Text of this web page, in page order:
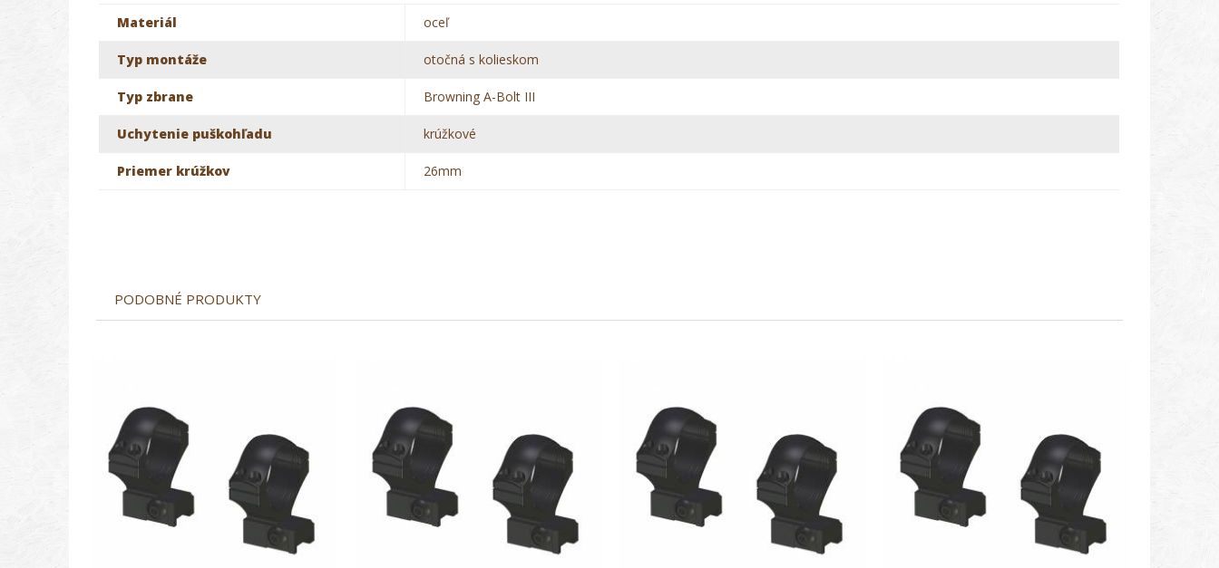
Materiál oceľ
Typ montáže otočná s kolieskom
Typ zbrane Browning A-Bolt III
Uchytenie puškohľadu krúžkové
Priemer krúžkov 26mm
PODOBNÉ PRODUKTY